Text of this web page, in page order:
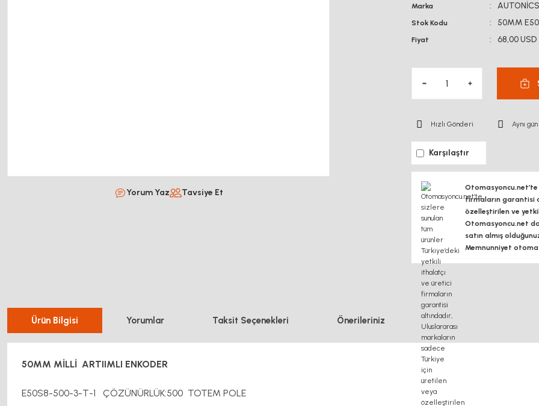
Yorum Yaz Tavsiye Et
Marka AUTONİCS
Stok Kodu 50MM
Fiyat 68,00 USD
Hızlı Gönderi Aynı
Karşılaştır
firmaların garantisi
özelleştirilen ve
Otomasyoncu.net
satın almış
Memnunniyet
Ürün Bilgisi Yorumlar Taksit Seçenekleri Önerileriniz
50MM MİLLİ ARTIIMLI ENKODER
E50S8-500-3-T-1 ÇÖZÜNÜRLÜK:500 TOTEM POLE